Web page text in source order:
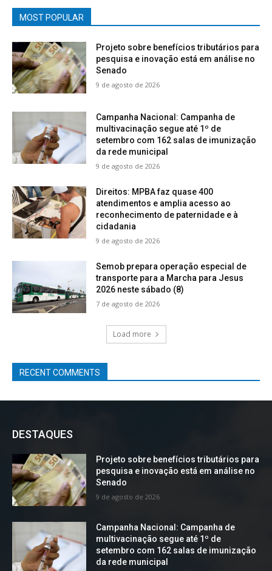
MOST POPULAR
Projeto sobre benefícios tributários para
pesquisa e inovação está em análise no
Senado
9 de agosto de 2026
Campanha Nacional: Campanha de
multivacinação segue até 1º de
setembro com 162 salas de imunização
da rede municipal
9 de agosto de 2026
Direitos: MPBA faz quase 400
atendimentos e amplia acesso ao
reconhecimento de paternidade e à
cidadania
9 de agosto de 2026
Semob prepara operação especial de
transporte para a Marcha para Jesus
2026 neste sábado (8)
7 de agosto de 2026
Load more
RECENT COMMENTS
DESTAQUES
Projeto sobre benefícios tributários para
pesquisa e inovação está em análise no
Senado
9 de agosto de 2026
Campanha Nacional: Campanha de
multivacinação segue até 1º de
setembro com 162 salas de imunização
da rede municipal